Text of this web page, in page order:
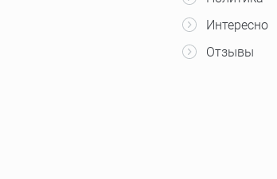
Интересно
Отзывы